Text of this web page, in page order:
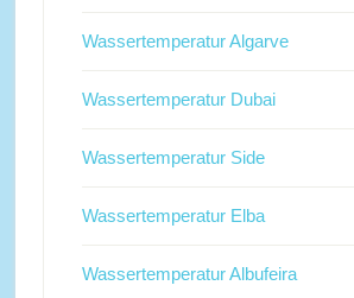
Wassertemperatur Algarve
Wassertemperatur Dubai
Wassertemperatur Side
Wassertemperatur Elba
Wassertemperatur Albufeira